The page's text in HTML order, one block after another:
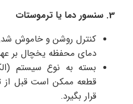
3. سنسور دما یا ترموستات
کنترل روشن و خاموش
دمای محفظه یخچال بر
بسته به نوع سیستم
قطعه ممکن است قبل از
قرار بگیرد.